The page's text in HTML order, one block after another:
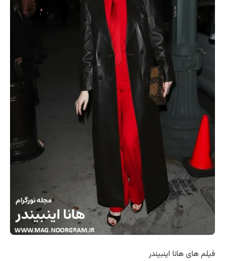
فیلم های هانا اینبیندر